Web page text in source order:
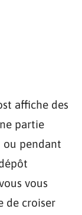
affiche des
partie
ou pendant
vous
de croiser